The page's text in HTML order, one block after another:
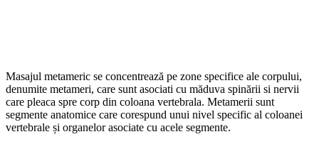
Masajul metameric se concentrează pe zone specifice ale corpului,
denumite metameri, care sunt asociati cu măduva spinării si nervii
care pleaca spre corp din coloana vertebrala. Metamerii sunt
segmente anatomice care corespund unui nivel specific al coloanei
vertebrale și organelor asociate cu acele segmente.